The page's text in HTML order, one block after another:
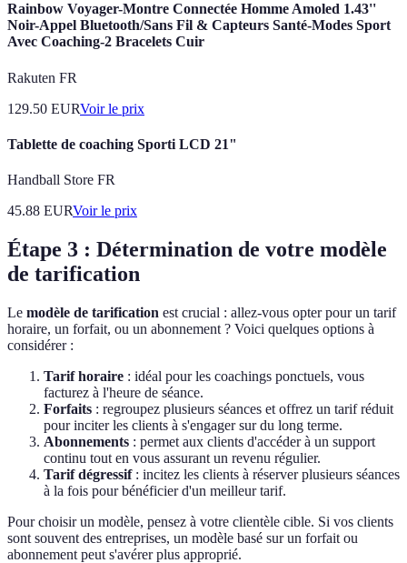
Rainbow Voyager-Montre Connectée Homme Amoled 1.43''
Noir-Appel Bluetooth/Sans Fil & Capteurs Santé-Modes Sport
Avec Coaching-2 Bracelets Cuir
Rakuten FR
129.50 EURVoir le prix
Tablette de coaching Sporti LCD 21"
Handball Store FR
45.88 EURVoir le prix
Étape 3 : Détermination de votre modèle
de tarification
Le modèle de tarification est crucial : allez-vous opter pour un tarif
horaire, un forfait, ou un abonnement ? Voici quelques options à
considérer :
Tarif horaire : idéal pour les coachings ponctuels, vous
facturez à l'heure de séance.
Forfaits : regroupez plusieurs séances et offrez un tarif réduit
pour inciter les clients à s'engager sur du long terme.
Abonnements : permet aux clients d'accéder à un support
continu tout en vous assurant un revenu régulier.
Tarif dégressif: incitez les clients à réserver plusieurs séances
à la fois pour bénéficier d'un meilleur tarif.
Pour choisir un modèle, pensez à votre clientèle cible. Si vos clients
sont souvent des entreprises, un modèle basé sur un forfait ou
abonnement peut s'avérer plus approprié.